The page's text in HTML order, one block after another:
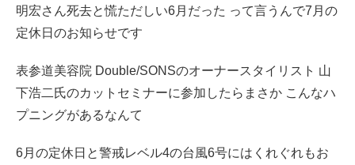
明宏さん死去と慌ただしい6月だった って言うんで7月の
定休日のお知らせです
表参道美容院 Double/SONSのオーナースタイリスト 山
下浩二氏のカットセミナーに参加したらまさか こんなハ
プニングがあるなんて
6月の定休日と警戒レベル4の台風6号にはくれぐれもお